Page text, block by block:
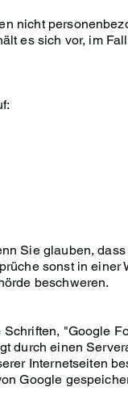
nicht
es sich vor, im
Sie glauben,
sonst in
beschweren.
"Google
durch einen
Internetseiten
Google